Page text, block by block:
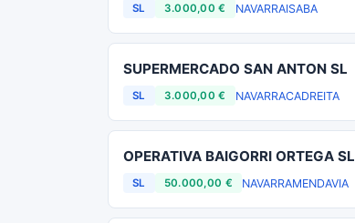
SL 3.000,00 € NAVARRAISABA
SUPERMERCADO SAN ANTON SL
SL 3.000,00 € NAVARRACADREITA
OPERATIVA BAIGORRI ORTEGA SL
SL 50.000,00 € NAVARRAMENDAVIA